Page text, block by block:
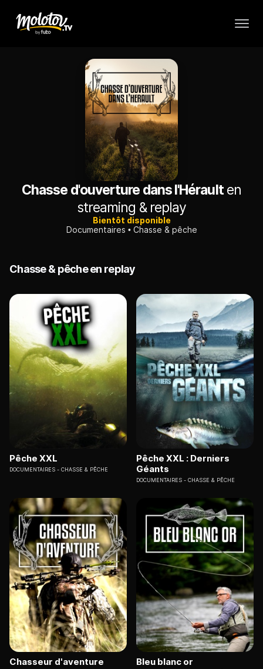
Chasse d'ouverture dans l'Héraulten
streaming & replay
Bientôt disponible
Documentaires
Chasse & pêche
Chasse & pêche en replay
Pêche XXL
DOCUMENTAIRES CHASSE & PÊCHE
Pêche XXL : Derniers
Géants
DOCUMENTAIRES CHASSE & PÊCHE
Chasseur d'aventure Bleu blanc or